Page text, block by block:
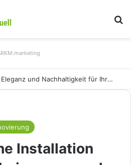
Holz Pendelleuchten: Eleganz und Nachhaltigkeit für Ihr Zuhause
Installation